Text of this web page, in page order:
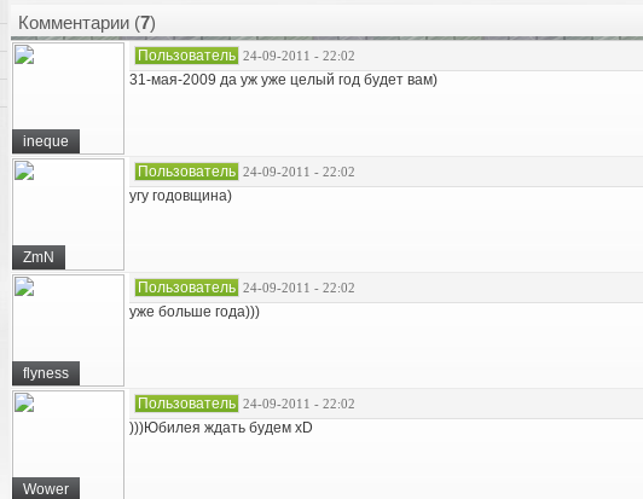
Комментарии (7)
ineque
Пользователь 24-09-2011 - 22:02
31-мая-2009 да уж уже целый год будет вам)
ZmN
Пользователь 24-09-2011 - 22:02
угу годовщина)
flyness
Пользователь 24-09-2011 - 22:02
уже больше года)))
Wower
Пользователь 24-09-2011 - 22:02
)))Юбилея ждать будем xD